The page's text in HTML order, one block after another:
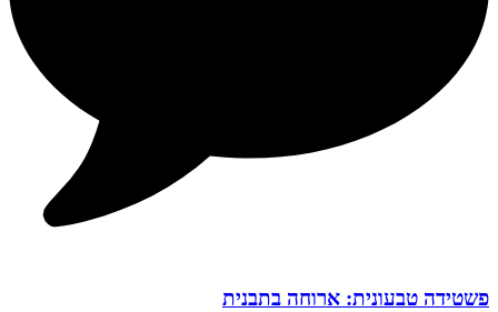
פשטידה טבעונית: ארוחה בתבנית